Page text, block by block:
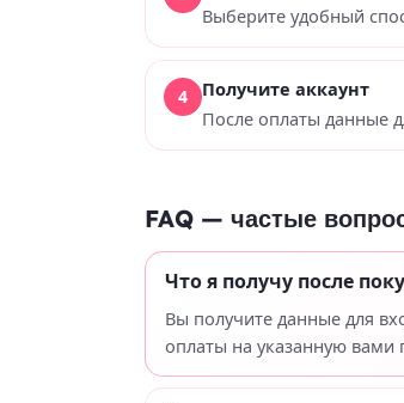
Выберите удобный
Получите аккаунт
После оплаты данные
FAQ — частые
Что я получу после
Вы получите данные для
оплаты на указанную вами